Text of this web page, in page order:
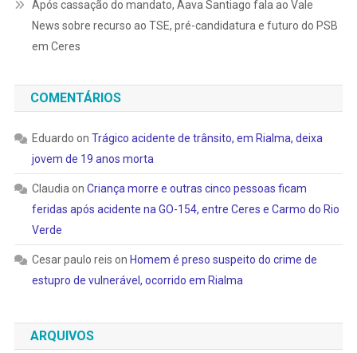
Após cassação do mandato, Aava Santiago fala ao Vale
News sobre recurso ao TSE, pré-candidatura e futuro do PSB
em Ceres
COMENTÁRIOS
Eduardo on Trágico acidente de trânsito, em Rialma, deixa
jovem de 19 anos morta
Claudia on Criança morre e outras cinco pessoas ficam
feridas após acidente na GO-154, entre Ceres e Carmo do Rio
Verde
Cesar paulo reis on Homem é preso suspeito do crime de
estupro de vulnerável, ocorrido em Rialma
ARQUIVOS